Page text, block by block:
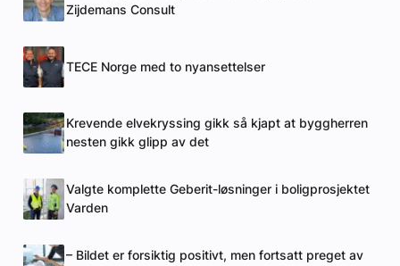
Zijdemans Consult
TECE Norge med to nyansettelser
Krevende elvekryssing gikk så kjapt at byggherren
nesten gikk glipp av det
Valgte komplette Geberit-løsninger i boligprosjektet
Varden
– Bildet er forsiktig positivt, men fortsatt preget av